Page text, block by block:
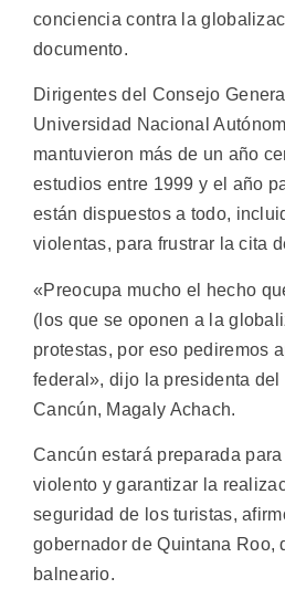
conciencia contra la
documento.
Dirigentes del Consejo
Universidad Nacional
mantuvieron más de un año
estudios entre 1999 y el año
están dispuestos a todo,
violentas, para frustrar la cita
«Preocupa mucho el hecho
(los que se oponen a la
protestas, por eso pediremos
federal», dijo la presidenta
Cancún, Magaly Achach.
Cancún estará preparada
violento y garantizar la
seguridad de los turistas,
gobernador de Quintana Roo,
balneario.